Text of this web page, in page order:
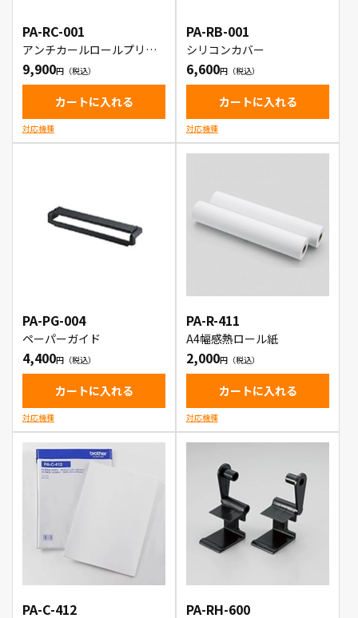
PA-RC-001
アンチカールロールプリン
ターケース
9,900
カートに入れる
対応機種
PA-RB-001
シリコンカバー
6,600
カートに入れる
対応機種
PA-PG-004
ペーパーガイド
4,400
カートに入れる
対応機種
PA-R-411
A4幅感熱ロール紙
2,000
カートに入れる
対応機種
PA-C-412 PA-RH-600